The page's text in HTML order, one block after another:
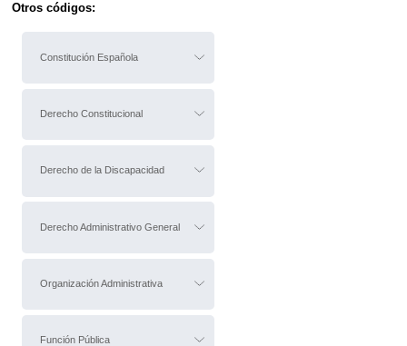
Otros códigos:
Constitución Española
Derecho Constitucional
Derecho de la Discapacidad
Derecho Administrativo General
Organización Administrativa
Función Pública